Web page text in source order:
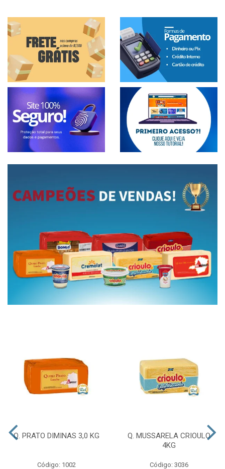
Q. PRATO DIMINAS 3,0 KG
Código: 1002
Q. MUSSARELA CRIOULO
4KG
Código: 3036